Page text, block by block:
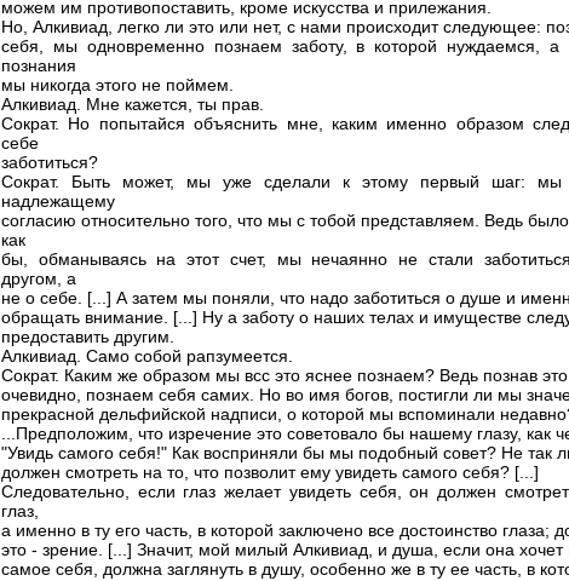
можем им противопоставить, кроме искусства и прилежания.
Но, Алкивиад, легко ли это или нет, с нами происходит следующее:
себя, мы одновременно познаем заботу, в которой нуждаемся, а
познания
мы никогда этого не поймем.
Алкивиад. Мне кажется, ты прав.
Сократ. Но попытайся объяснить мне, каким именно образом
себе
заботиться?
Сократ. Быть может, мы уже сделали к этому первый шаг:
надлежащему
согласию относительно того, что мы с тобой представляем. Ведь
как
бы, обманываясь на этот счет, мы нечаянно не стали
другом, а
не о себе. [...] А затем мы поняли, что надо заботиться о душе и
обращать внимание. [...] Ну а заботу о наших телах и имуществе
предоставить другим.
Алкивиад. Само собой рапзумеется.
Сократ. Каким же образом мы всс это яснее познаем? Ведь познав
очевидно, познаем себя самих. Но во имя богов, постигли ли мы
прекрасной дельфийской надписи, о которой мы вспоминали
...Предположим, что изречение это советовало бы нашему глазу, как
"Увидь самого себя!" Как восприняли бы мы подобный совет? Не так
должен смотреть на то, что позволит ему увидеть самого себя? [...]
Следовательно, если глаз желает увидеть себя, он должен
глаз,
а именно в ту его часть, в которой заключено все достоинство глаза;
это - зрение. [...] Значит, мой милый Алкивиад, и душа, если она хочет
самое себя, должна заглянуть в душу, особенно же в ту ее часть, в